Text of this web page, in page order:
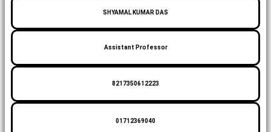
SHYAMAL KUMAR DAS
Assistant Professor
8217350612223
01712369040